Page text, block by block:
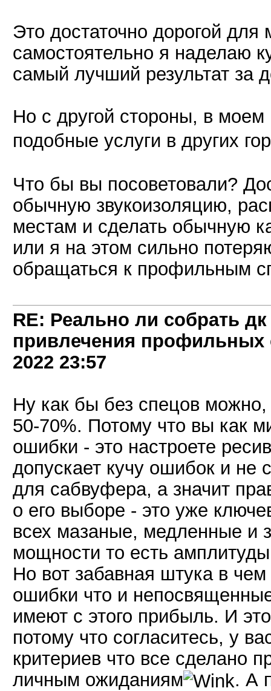
Это достаточно дорогой
самостоятельно я наделаю
самый лучший результат за
Но с другой стороны, в
подобные услуги в других
Что бы вы посоветовали?
обычную звукоизоляцию,
местам и сделать обычную
или я на этом сильно
обращаться к профильным
RE: Реально ли собрать
привлечения профильных
2022 23:57
Ну как бы без спецов можно,
50-70%. Потому что вы как
ошибки - это настроете
допускает кучу ошибок и не
для сабвуфера, а значит
о его выборе - это уже
всех мазаные, медленные и
мощности то есть
Но вот забавная штука в
ошибки что и
имеют с этого прибыль. И
потому что согласитесь, у
критериев что все сделано
личным ожиданиям
. А